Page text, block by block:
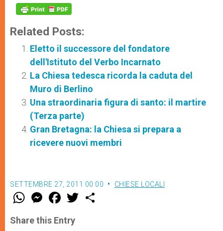
Related Posts:
Eletto il successore del fondatore
dell'Istituto del Verbo Incarnato
La Chiesa tedesca ricorda la caduta del
Muro di Berlino
Una straordinaria figura di santo: il martire
(Terza parte)
Gran Bretagna: la Chiesa si prepara a
ricevere nuovi membri
SETTEMBRE 27, 2011 00:00 CHIESE LOCALI
W
t
s
M
e
s
e
F
a
e
b
w
Share this Entry